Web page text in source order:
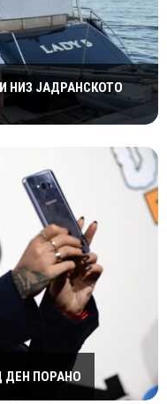
НИЗ ЈАДРАНСКОТО
ДЕН ПОРАНО